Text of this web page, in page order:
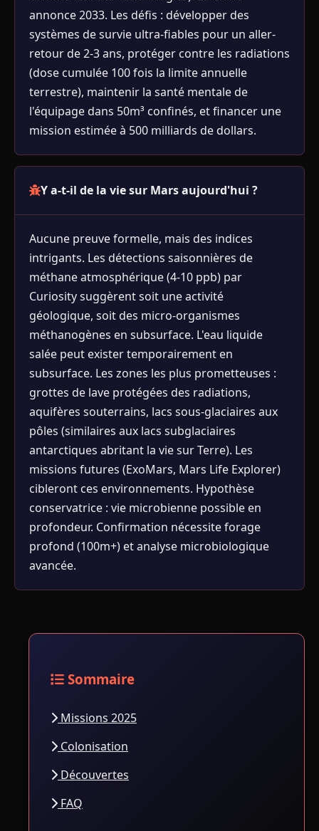
annonce 2033. Les défis : développer des
systèmes de survie ultra-fiables pour un aller-
retour de 2-3 ans, protéger contre les radiations
(dose cumulée 100 fois la limite annuelle
terrestre), maintenir la santé mentale de
l'équipage dans 50m³ confinés, et financer une
mission estimée à 500 milliards de dollars.
Y a-t-il de la vie sur Mars aujourd'hui ?
Aucune preuve formelle, mais des indices
intrigants. Les détections saisonnières de
méthane atmosphérique (4-10 ppb) par
Curiosity suggèrent soit une activité
géologique, soit des micro-organismes
méthanogènes en subsurface. L'eau liquide
salée peut exister temporairement en
subsurface. Les zones les plus prometteuses :
grottes de lave protégées des radiations,
aquifères souterrains, lacs sous-glaciaires aux
pôles (similaires aux lacs subglaciaires
antarctiques abritant la vie sur Terre). Les
missions futures (ExoMars, Mars Life Explorer)
cibleront ces environnements. Hypothèse
conservatrice : vie microbienne possible en
profondeur. Confirmation nécessite forage
profond (100m+) et analyse microbiologique
avancée.
Sommaire
Missions 2025
Colonisation
Découvertes
FAQ